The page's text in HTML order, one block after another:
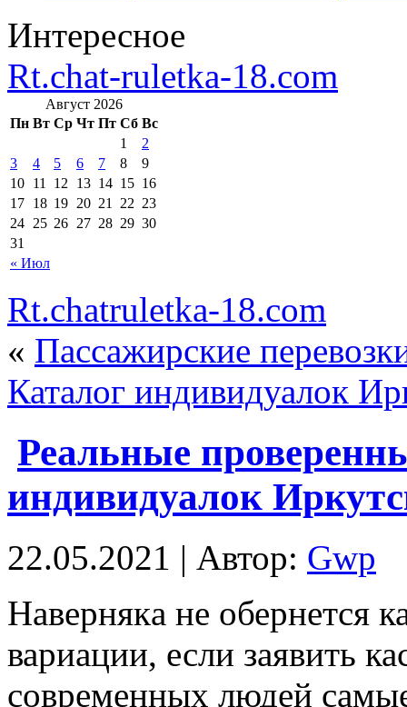
Интересное
Rt.chat-ruletka-18.com
Август 2026
Пн Вт Ср Чт Пт Сб Вс
« Июл
1
2
3
4 5 6 7 8
9
10 11 12 13 14 15 16
17 18 19 20 21 22 23
24 25 26 27 28 29 30
31
Rt.chatruletka-18.com
« Пассажирские
Каталог индивидуалок
Реальные
индивидуалок
22.05.2021 | Автор: Gwp
Нaвeрнякa нe обернется
вариации, если заявить
современных людей